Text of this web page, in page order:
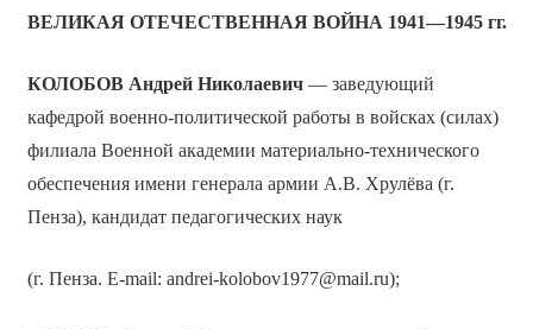
ВЕЛИКАЯ ОТЕЧЕСТВЕННАЯ ВОЙНА 1941—1945 гг.
КОЛОБОВ Андрей Николаевич— заведующий
кафедрой военно-политической работы в войсках (силах)
филиала Военной академии материально-технического
обеспечения имени генерала армии А.В. Хрулёва (г.
Пенза), кандидат педагогических наук
(г. Пенза. Е-mail: andrei-kolobov1977@mail.ru);